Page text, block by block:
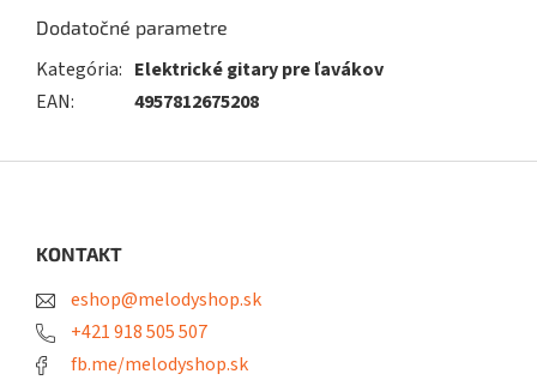
Dodatočné parametre
Kategória: Elektrické gitary pre ľavákov
EAN: 4957812675208
KONTAKT
eshop@melodyshop.sk
+421 918 505 507
fb.me/melodyshop.sk